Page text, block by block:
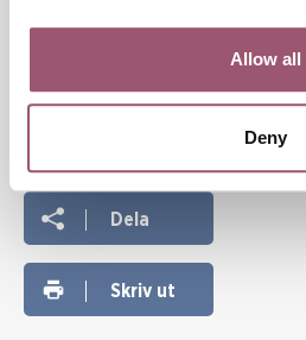
Allow all
Deny
Publiceringsdatum:
13 januari 2026
Dela
Skriv ut